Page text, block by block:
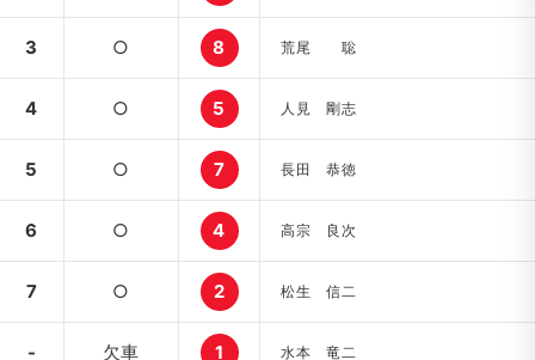
3 ○ 8 荒尾 聡
4 ○ 5 人見 剛志
5 ○ 7 長田 恭徳
6 ○ 4 高宗 良次
7 ○ 2 松生 信二
- 欠車 1 水本 竜二